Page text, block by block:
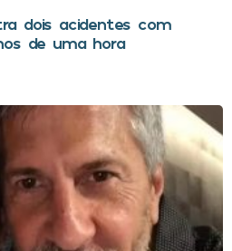
dois acidentes com
de uma hora